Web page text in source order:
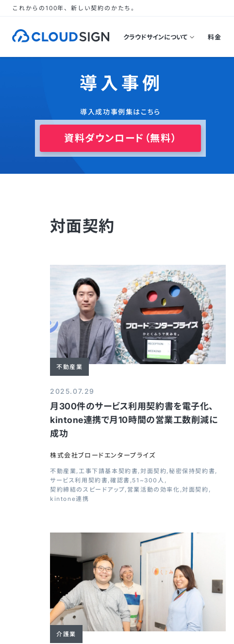
これからの100年、新しい契約のかたち。
クラウドサインについて 料金
導入事例
導入成功事例集はこちら
資料ダウンロード（無料）
対面契約
不動産業
2025.07.29
月300件のサービス利用契約書を電子化、
kintone連携で月10時間の営業工数削減に
成功
株式会社ブロードエンタープライズ
不動産業 工事下請基本契約書 対面契約 秘密保持契約書
サービス利用契約書 確認書 51~300人
契約締結のスピードアップ 営業活動の効率化 対面契約
kintone連携
介護業